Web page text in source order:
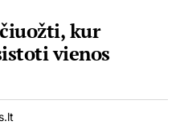
kur
vienos